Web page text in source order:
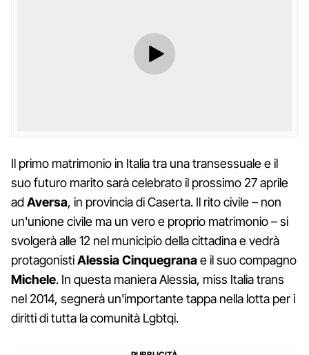
Il primo matrimonio in Italia tra una transessuale e il
suo futuro marito sarà celebrato il prossimo 27 aprile
adAversa, in provincia di Caserta. Il rito civile – non
un'unione civile ma un vero e proprio matrimonio – si
svolgerà alle 12 nel municipio della cittadina e vedrà
protagonistiAlessia Cinquegranae il suo compagno
Michele. In questa maniera Alessia, miss Italia trans
nel 2014, segnerà un'importante tappa nella lotta per i
diritti di tutta la comunità Lgbtqi.